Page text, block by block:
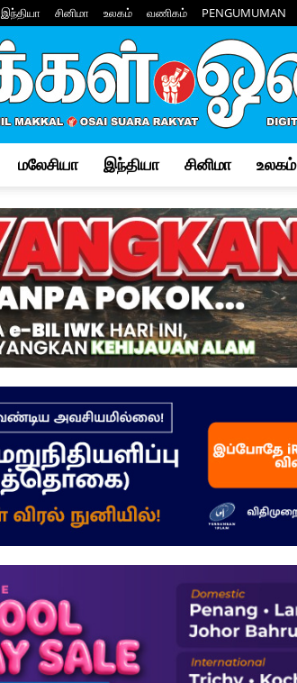
இந்தியா சினிமா உலகம் வணிகம் PENGUMUMAN
Osai
–
மக்கள்
மலேசியா இந்தியா சினிமா உலகம்